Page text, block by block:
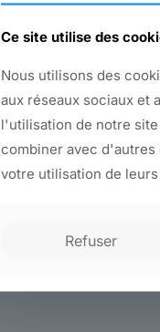
Ce site utilise des
Nous utilisons des
aux réseaux sociaux et
l'utilisation de notre
combiner avec
votre utilisation de
Refuser